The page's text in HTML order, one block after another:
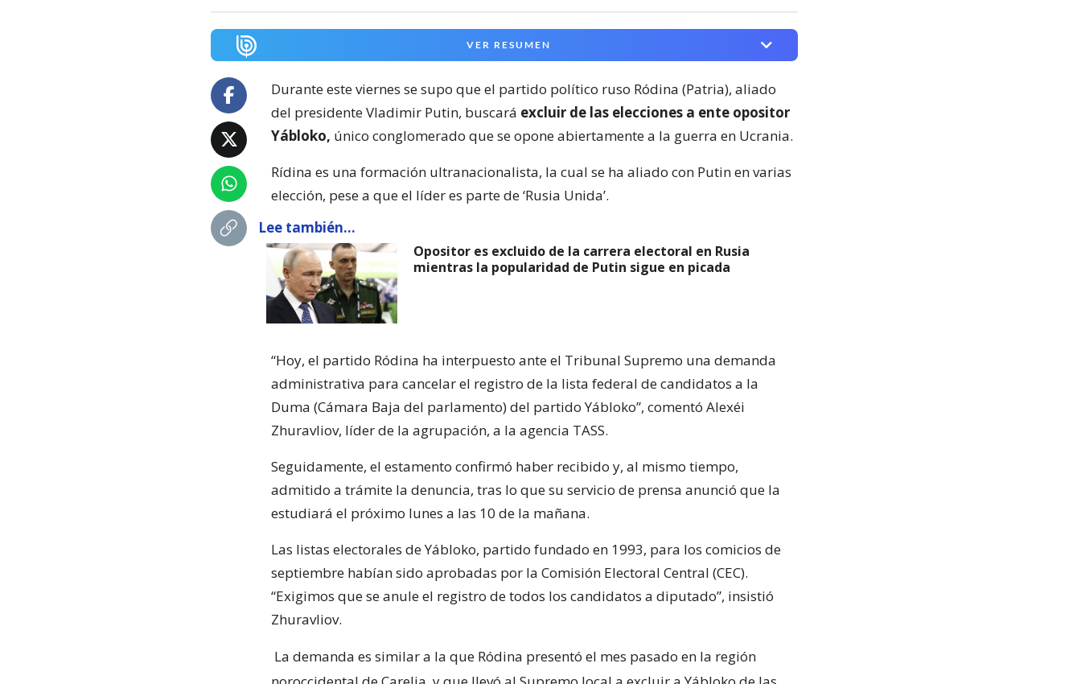
VER RESUMEN
Durante este viernes se supo que el partido político ruso Ródina (Patria), aliado
del presidente Vladimir Putin, buscará excluir de las elecciones a ente opositor
Yábloko, único conglomerado que se opone abiertamente a la guerra en Ucrania.
Rídina es una formación ultranacionalista, la cual se ha aliado con Putin en varias
elección, pese a que el líder es parte de ‘Rusia Unida’.
Lee también...
Opositor es excluido de la carrera electoral en Rusia
mientras la popularidad de Putin sigue en picada
“Hoy, el partido Ródina ha interpuesto ante el Tribunal Supremo una demanda
administrativa para cancelar el registro de la lista federal de candidatos a la
Duma (Cámara Baja del parlamento) del partido Yábloko”, comentó Alexéi
Zhuravliov, líder de la agrupación, a la agencia TASS.
Seguidamente, el estamento confirmó haber recibido y, al mismo tiempo,
admitido a trámite la denuncia, tras lo que su servicio de prensa anunció que la
estudiará el próximo lunes a las 10 de la mañana.
Las listas electorales de Yábloko, partido fundado en 1993, para los comicios de
septiembre habían sido aprobadas por la Comisión Electoral Central (CEC).
“Exigimos que se anule el registro de todos los candidatos a diputado”, insistió
Zhuravliov.
La demanda es similar a la que Ródina presentó el mes pasado en la región